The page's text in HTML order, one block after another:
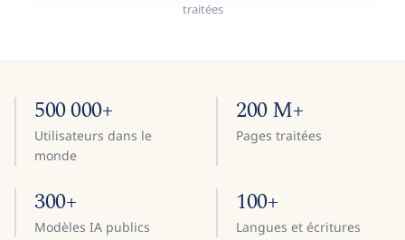
traitées
500 000+
Utilisateurs dans le
monde
200 M+
Pages traitées
300+
Modèles IA publics
100+
Langues et écritures